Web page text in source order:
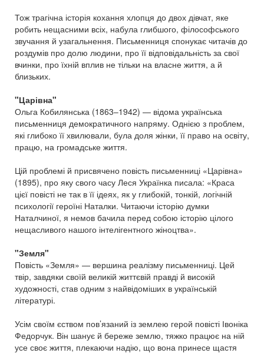
Тож трагічна історія кохання хлопця до двох дівчат, яке
робить нещасними всіх, набула глибшого, філософського
звучання й узагальнення. Письменниця спонукає читачів до
роздумів про долю людини, про її відповідальність за свої
вчинки, про їхній вплив не тільки на власне життя, а й
близьких.
"Царівна"
Ольга Кобилянська (1863–1942) — відома українська
письменниця демократичного напряму. Однією з проблем,
які глибоко її хвилювали, була доля жінки, її право на освіту,
працю, на громадське життя.
Цій проблемі й присвячено повість письменниці «Царівна»
(1895), про яку свого часу Леся Українка писала: «Краса
цієї повісті не так в її ідеях, як у глибокій, тонкій, логічній
психології героїні Наталки. Читаючи історію думки
Наталчиної, я немов бачила перед собою історію цілого
нещасливого нашого інтелігентного жіноцтва».
"Земля"
Повість «Земля» — вершина реалізму письменниці. Цей
твір, завдяки своїй великій життєвій правді й високій
художності, став одним з найвідоміших в українській
літературі.
Усім своїм єством пов’язаний із землею герой повісті Івоніка
Федорчук. Він шанує й береже землю, тяжко працює на ній
усе своє життя, плекаючи надію, що вона принесе щастя